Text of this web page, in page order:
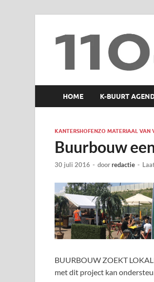
1104 en zo
HOME K-BUURT
KANTERSHOFENZO MATERIAAL VAN
Buurbouw
30 juli 2016 - doorredactie -
BUURBOUW ZOEKT
met dit project kan